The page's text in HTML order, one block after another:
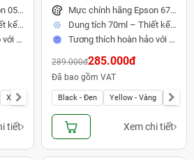
Mực chính hãng Epson 057 – Màu sắc chuẩn, bền đẹp
Dung tích 70ml – Thiết kế chống đổ, châm mực dễ dàng
Tương thích hoàn hảo với Epson L8050 & L18050
Xanh (C) Xanh nhạt (LC) Đỏ (M) Vàng (Y)
tiết
Mực chính hãng Epson 673 – Màu sắc chuẩn, in ảnh sống động
Dung tích 70ml – Thiết kế chống tràn tiện lợi
Tương thích hoàn hảo với Epson L805 & L1800
289.000đ285.000đ
Đã bao gồm VAT
Black - Đen Yellow - Vàng
Xem chi tiết